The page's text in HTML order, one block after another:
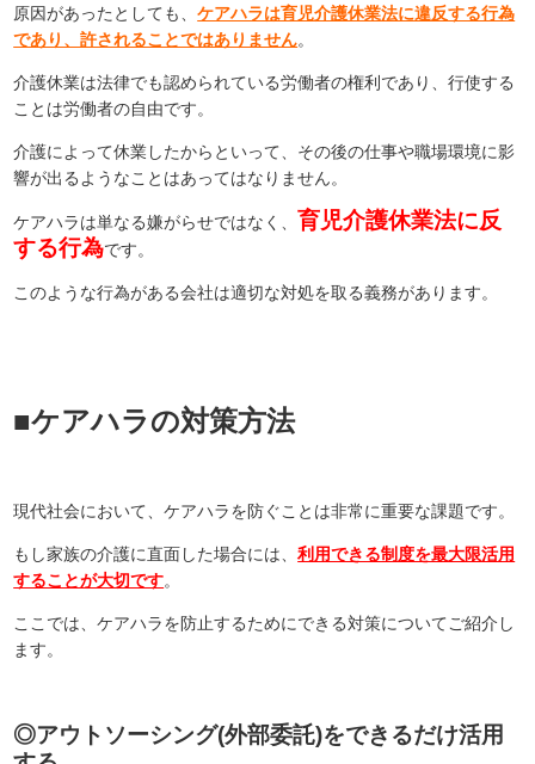
原因があったとしても、ケアハラは育児介護休業法に違反する行為
であり、許されることではありません。
介護休業は法律でも認められている労働者の権利であり、行使する
ことは労働者の自由です。
介護によって休業したからといって、その後の仕事や職場環境に影
響が出るようなことはあってはなりません。
ケアハラは単なる嫌がらせではなく、 育児介護休業法に反
する行為です。
このような行為がある会社は適切な対処を取る義務があります。
■ケアハラの対策方法
現代社会において、ケアハラを防ぐことは非常に重要な課題です。
もし家族の介護に直面した場合には、利用できる制度を最大限活用
することが大切です。
ここでは、ケアハラを防止するためにできる対策についてご紹介し
ます。
◎アウトソーシング(外部委託)をできるだけ活用